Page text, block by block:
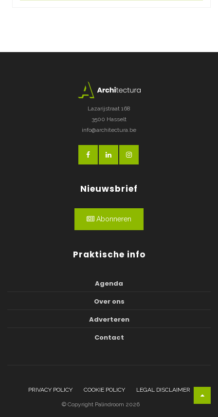
Lazarijstraat 168
3500 Hasselt
info@architectura.be
Nieuwsbrief
Abonneren
Praktische info
Agenda
Over ons
Adverteren
Contact
PRIVACY POLICY COOKIE POLICY LEGAL DISCLAIMER
© Copyright Palindroom 2026